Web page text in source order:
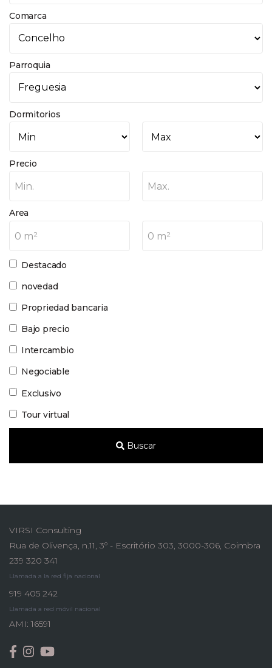
Comarca
Parroquia
Dormitorios
Precio
Min. Max.
Area
0 m² 0 m²
Destacado
novedad
Propriedad bancaria
Bajo precio
Intercambio
Negociable
Exclusivo
Tour virtual
Buscar
VIRSI Consulting
Rua de Olivença, n.11, 3º - Escritório 303, 3000-306, Coimbra
239 320 341
Llamada a la red fija nacional
919 405 242
Llamada a red móvil nacional
AMI: 16591